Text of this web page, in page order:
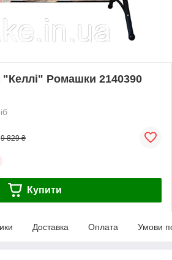
"Келлі" Ромашки 2140390
9 829 ₴
Купити
Доставка Оплата Умови